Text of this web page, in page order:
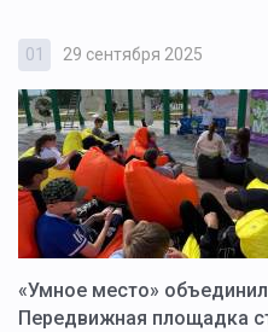
01 29 сентября 2025
«Умное место»
Передвижная площадка